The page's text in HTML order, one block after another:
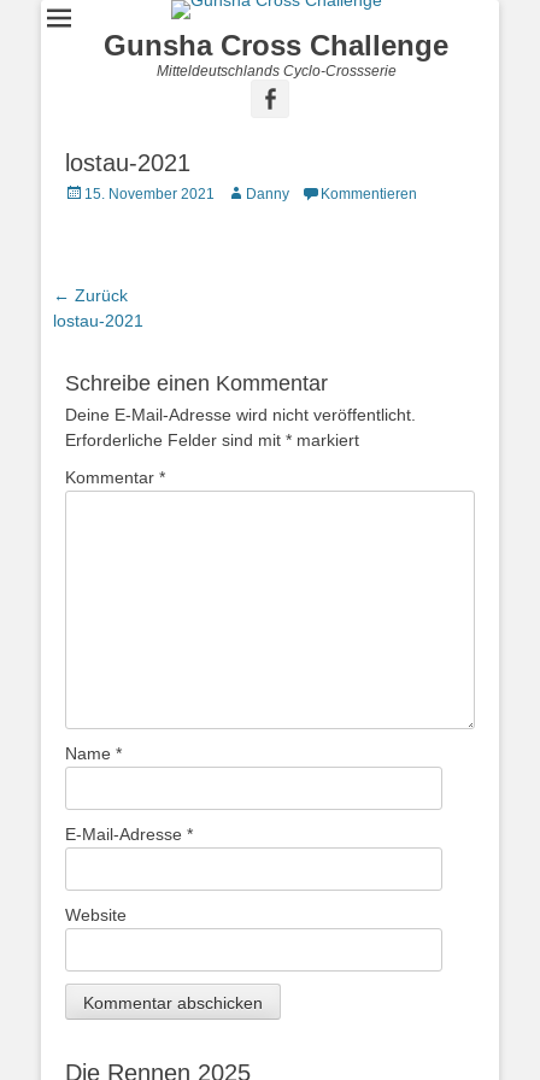
Gunsha Cross Challenge
Mitteldeutschlands Cyclo-Crossserie
lostau-2021
15. November 2021 Danny Kommentieren
← Zurück
Vorhergehender
lostau-2021
Schreibe einen Kommentar
Deine E-Mail-Adresse wird nicht veröffentlicht.
Erforderliche Felder sind mit * markiert
Kommentar *
Name *
E-Mail-Adresse *
Website
Die Rennen 2025